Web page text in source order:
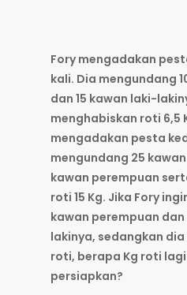
Fory mengadakan
kali. Dia mengundang
dan 15 kawan laki-
menghabiskan roti 6,5
mengadakan pesta
mengundang 25
kawan perempuan
roti 15 Kg. Jika Fory
kawan perempuan
lakinya, sedangkan dia
roti, berapa Kg roti
persiapkan?